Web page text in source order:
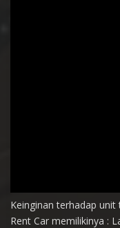
Keinginan terhadap
Rent Car memilikinya :